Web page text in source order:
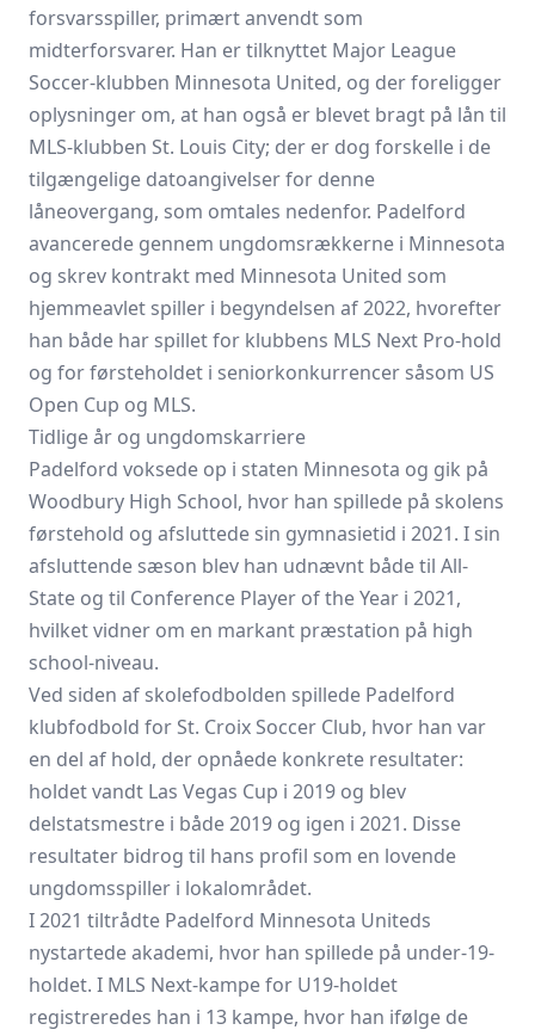
forsvarsspiller, primært anvendt som
midterforsvarer. Han er tilknyttet Major League
Soccer-klubben Minnesota United, og der foreligger
oplysninger om, at han også er blevet bragt på lån til
MLS-klubben St. Louis City; der er dog forskelle i de
tilgængelige datoangivelser for denne
låneovergang, som omtales nedenfor. Padelford
avancerede gennem ungdomsrækkerne i Minnesota
og skrev kontrakt med Minnesota United som
hjemmeavlet spiller i begyndelsen af 2022, hvorefter
han både har spillet for klubbens MLS Next Pro-hold
og for førsteholdet i seniorkonkurrencer såsom US
Open Cup og MLS.
Tidlige år og ungdomskarriere
Padelford voksede op i staten Minnesota og gik på
Woodbury High School, hvor han spillede på skolens
førstehold og afsluttede sin gymnasietid i 2021. I sin
afsluttende sæson blev han udnævnt både til All-
State og til Conference Player of the Year i 2021,
hvilket vidner om en markant præstation på high
school-niveau.
Ved siden af skolefodbolden spillede Padelford
klubfodbold for St. Croix Soccer Club, hvor han var
en del af hold, der opnåede konkrete resultater:
holdet vandt Las Vegas Cup i 2019 og blev
delstatsmestre i både 2019 og igen i 2021. Disse
resultater bidrog til hans profil som en lovende
ungdomsspiller i lokalområdet.
I 2021 tiltrådte Padelford Minnesota Uniteds
nystartede akademi, hvor han spillede på under-19-
holdet. I MLS Next-kampe for U19-holdet
registreredes han i 13 kampe, hvor han ifølge de